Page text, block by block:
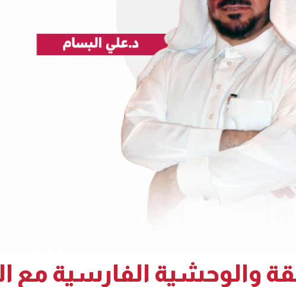
والوحشية الفارسية مع